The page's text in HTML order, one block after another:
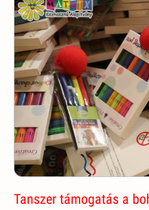
Tanszer támogatás a